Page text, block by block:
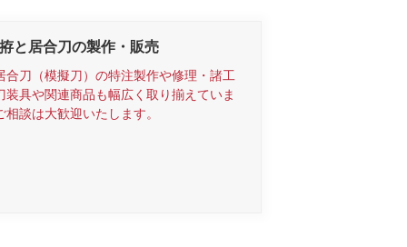
と居合刀の製作・販売
合刀（模擬刀）の特注製作や修理・諸工
具や関連商品も幅広く取り揃えていま
談は大歓迎いたします。